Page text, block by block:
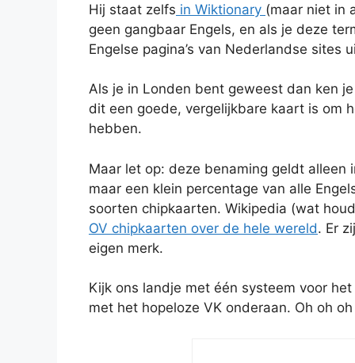
Hij staat zelfs in Wiktionary (maar niet in
geen gangbaar Engels, en als je deze
Engelse pagina’s van Nederlandse sites
Als je in Londen bent geweest dan ken
dit een goede, vergelijkbare kaart is om
hebben.
Maar let op: deze benaming geldt
maar een klein percentage van alle
soorten chipkaarten. Wikipedia (wat
OV chipkaarten over de hele wereld. Er
eigen merk.
Kijk ons landje met één systeem voor
met het hopeloze VK onderaan. Oh oh